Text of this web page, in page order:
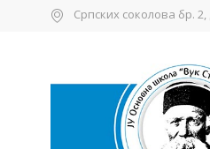
Српских соколова бр. 2,